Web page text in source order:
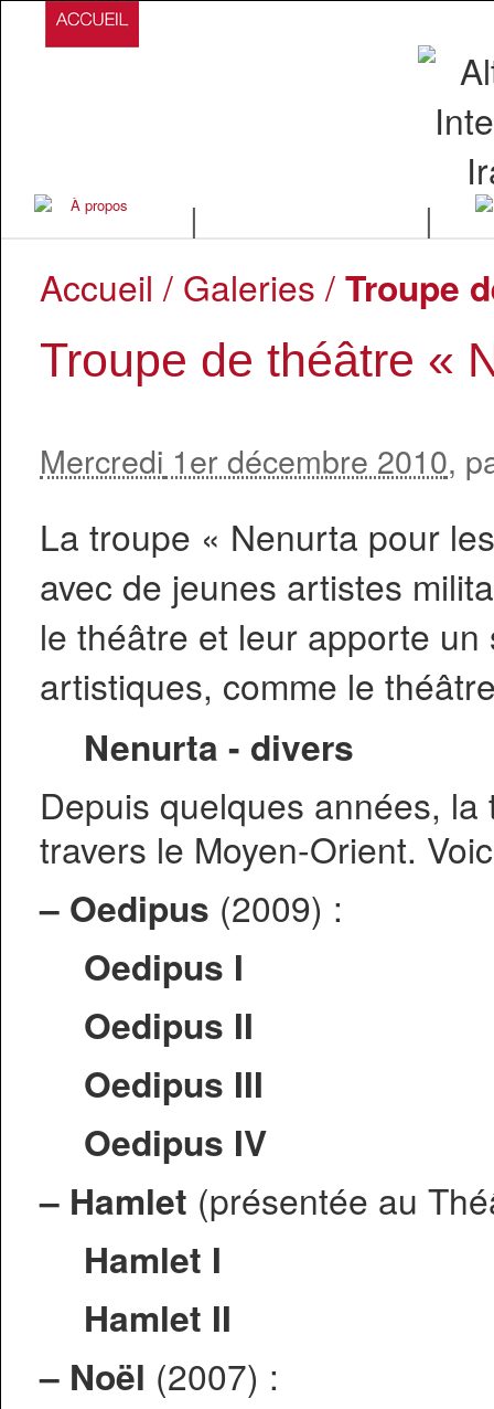
| |
Accueil / Galeries / Troupe
Troupe de théâtre «
Mercredi 1er décembre 2010,
La troupe « Nenurta pour
avec de jeunes artistes
le théâtre et leur apporte
artistiques, comme le
Nenurta - divers
Depuis quelques années,
travers le Moyen-Orient.
– Oedipus (2009) :
Oedipus I
Oedipus II
Oedipus III
Oedipus IV
– Hamlet (présentée au
Hamlet I
Hamlet II
– Noël (2007) :